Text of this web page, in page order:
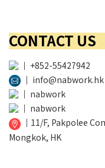
CONTACT US
│ +852-55427942
│ info@nabwork.hk
│ nabwork
│ nabwork
│ 11/F, Pakpolee
Mongkok, HK